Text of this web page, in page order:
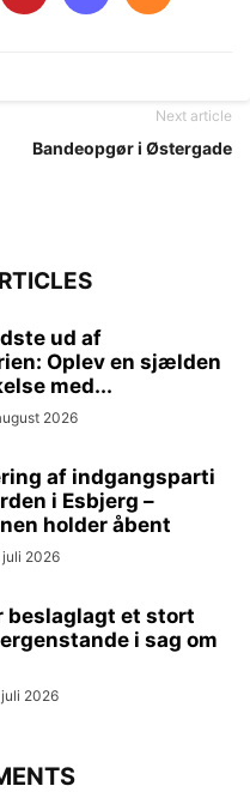
Next article
Bandeopgør i Østergade
ud af
Oplev en sjælden
med...
2026
af indgangsparti
i Esbjerg –
holder åbent
juli 2026
beslaglagt et stort
i sag om
juli 2026